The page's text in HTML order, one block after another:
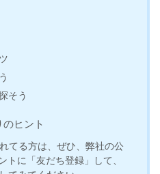
そう
ヒント
てる方は、ぜひ、弊社の公
トに「友だち登録」して、